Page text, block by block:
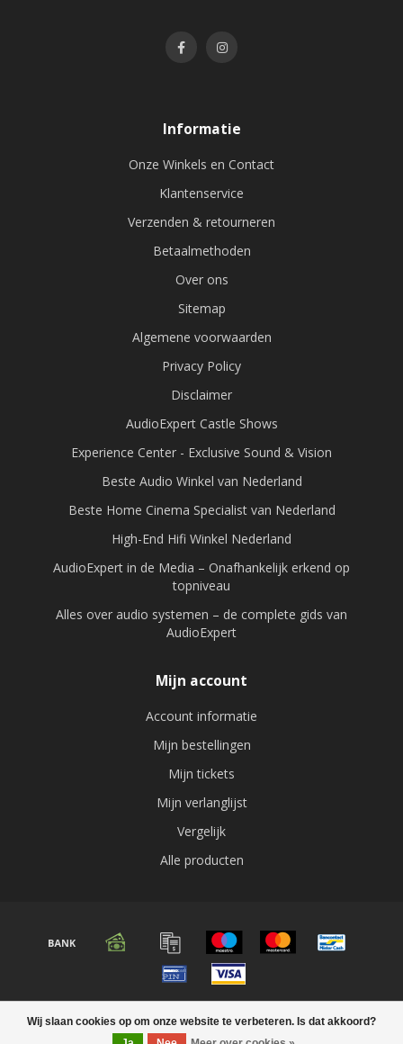
Wij slaan cookies op om onze website te verbeteren. Is dat akkoord?
Informatie
Onze Winkels en Contact
Klantenservice
Verzenden & retourneren
Betaalmethoden
Over ons
Sitemap
Algemene voorwaarden
Privacy Policy
Disclaimer
AudioExpert Castle Shows
Experience Center - Exclusive Sound & Vision
Beste Audio Winkel van Nederland
Beste Home Cinema Specialist van Nederland
High-End Hifi Winkel Nederland
AudioExpert in de Media – Onafhankelijk erkend op
topniveau
Alles over audio systemen – de complete gids van
AudioExpert
Mijn account
Account informatie
Mijn bestellingen
Mijn tickets
Mijn verlanglijst
Vergelijk
Alle producten
© Copyright 2026 Audio expert